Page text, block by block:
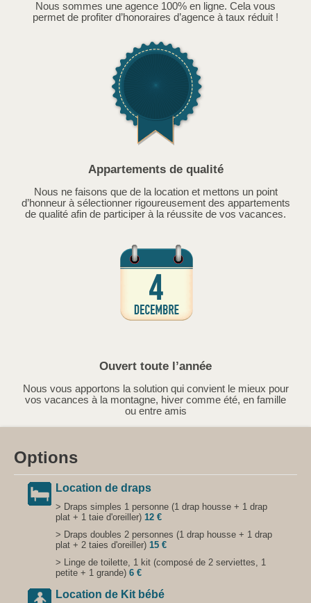
Nous sommes une agence 100% en ligne. Cela vous
permet de profiter d’honoraires d’agence à taux réduit !
Appartements de qualité
Nous ne faisons que de la location et mettons un point
d’honneur à sélectionner rigoureusement des appartements
de qualité afin de participer à la réussite de vos vacances.
Ouvert toute l’année
Nous vous apportons la solution qui convient le mieux pour
vos vacances à la montagne, hiver comme été, en famille
ou entre amis
Options
Location de draps
> Draps simples 1 personne (1 drap housse + 1 drap
plat + 1 taie d'oreiller) 12 €
> Draps doubles 2 personnes (1 drap housse + 1 drap
plat + 2 taies d'oreiller) 15 €
> Linge de toilette, 1 kit (composé de 2 serviettes, 1
petite + 1 grande) 6 €
Location de Kit bébé